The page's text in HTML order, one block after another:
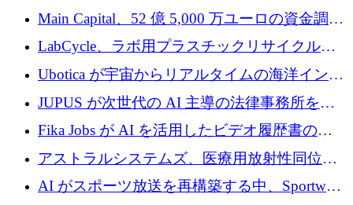
クフロー層に変えるために 260 万ドルを確保
Main Capital、52 億 5,000 万ユーロの資金調達
でエンタープライズ ソフトウェアの開発を倍
LabCycle、ラボ用プラスチックリサイクルシ
ステムを商業化し、焼却廃棄物を削減するた
めに43万ポンドを確保
Ubotica が宇宙からリアルタイムの海洋インテ
リジェンスを拡張するために 1,100 万ドルを
JUPUS が次世代の AI 主導の法律事務所を強
化するために 1,300 万ユーロを調達
Fika Jobs が AI を活用したビデオ履歴書のた
めに 400 万ドルを調達
アストラルシステムズ、医療用放射性同位元
素の世界的な不足に対処するために2,300万ポ
ンドを調達
AI がスポーツ放送を再構築する中、Sportway